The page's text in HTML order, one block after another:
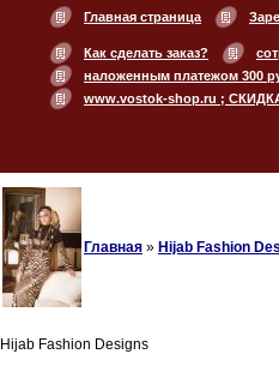
Главная страница
Как сделать заказ?
наложенным платежом 300
www.vostok-shop.ru ;
Главная » Hijab Fashion
Hijab Fashion Designs